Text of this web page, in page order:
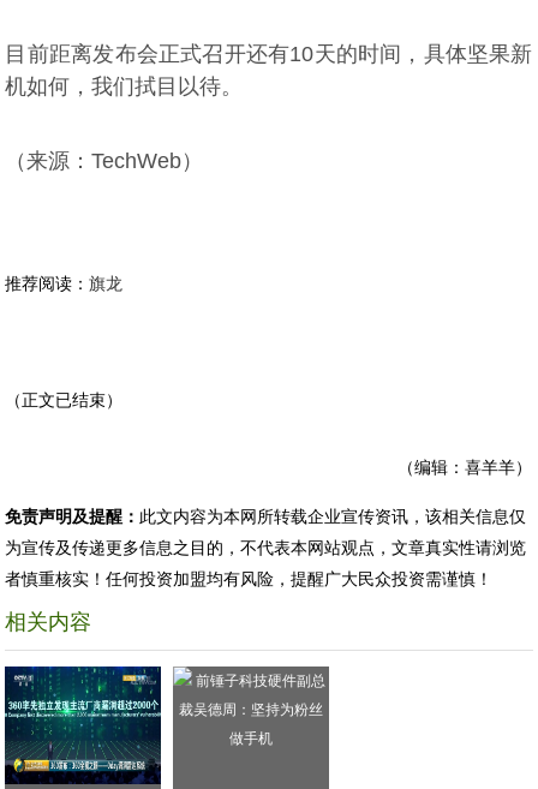
目前距离发布会正式召开还有10天的时间，具体坚果新
机如何，我们拭目以待。
（来源：TechWeb）
推荐阅读：旗龙
（正文已结束）
（编辑：喜羊羊）
免责声明及提醒： 此文内容为本网所转载企业宣传资讯，该相关信息仅
为宣传及传递更多信息之目的，不代表本网站观点，文章真实性请浏览
者慎重核实！任何投资加盟均有风险，提醒广大民众投资需谨慎！
相关内容